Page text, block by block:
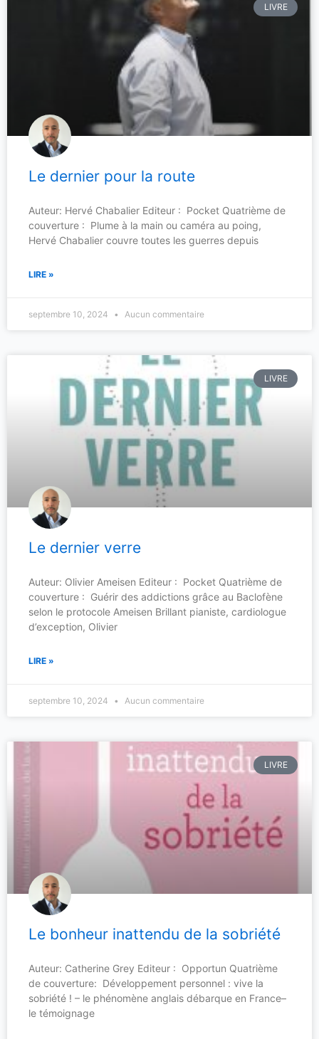
LIVRE
Le dernier pour la route
Auteur: Hervé Chabalier Editeur : Pocket Quatrième de
couverture : Plume à la main ou caméra au poing,
Hervé Chabalier couvre toutes les guerres depuis
LIRE »
septembre 10, 2024 Aucun commentaire
LIVRE
Le dernier verre
Auteur: Olivier Ameisen Editeur : Pocket Quatrième de
couverture : Guérir des addictions grâce au Baclofène
selon le protocole Ameisen Brillant pianiste, cardiologue
d’exception, Olivier
LIRE »
septembre 10, 2024 Aucun commentaire
LIVRE
Le bonheur inattendu de la sobriété
Auteur: Catherine Grey Editeur : Opportun Quatrième
de couverture: Développement personnel : vive la
sobriété ! – le phénomène anglais débarque en France–
le témoignage